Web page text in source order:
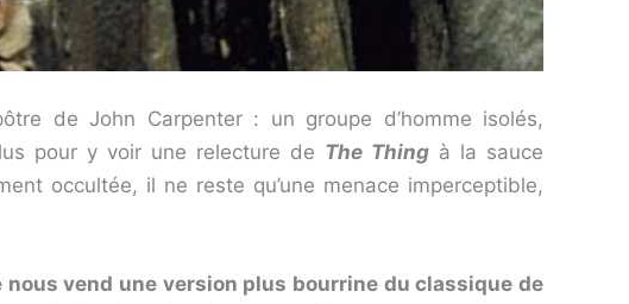
de John Carpenter : un groupe d’homme isolés,
pour y voir une relecture de The Thingà la sauce
occultée, il ne reste qu’une menace imperceptible,
nous vend une version plus bourrine du classique de